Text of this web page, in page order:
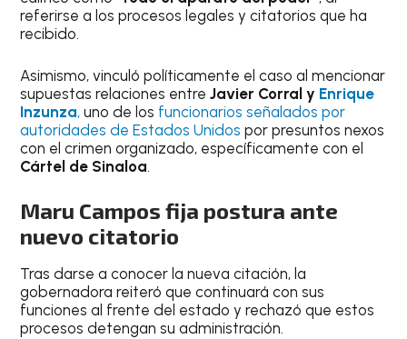
referirse a los procesos legales y citatorios que ha
recibido.
Asimismo, vinculó políticamente el caso al mencionar
supuestas relaciones entreJavier Corral y Enrique
Inzunza, uno de los funcionarios señalados por
autoridades de Estados Unidos por presuntos nexos
con el crimen organizado, específicamente con el
Cártel de Sinaloa.
Maru Campos fija postura ante
nuevo citatorio
Tras darse a conocer la nueva citación, la
gobernadora reiteró que continuará con sus
funciones al frente del estado y rechazó que estos
procesos detengan su administración.